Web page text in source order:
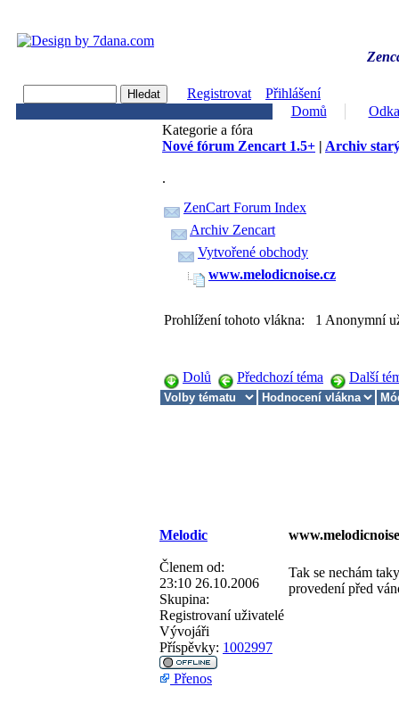
Registrovat
Přihlášení
Domů
Kategorie a fóra
Nové fórum Zencart 1.5+ | Archiv
.
ZenCart Forum Index
Archiv Zencart
Vytvořené obchody
www.melodicnoise.cz
Prohlížení tohoto vlákna: 1 Anonymní
Dolů Předchozí téma Další
Melodic
Členem od:
23:10 26.10.2006
Skupina:
Registrovaní uživatelé
Vývojáři
Příspěvky: 1002997
Tak se nechám
provedení před
Přenos